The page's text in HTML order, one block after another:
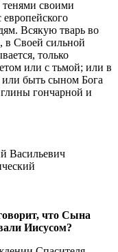
своими
Всякую тварь во
в Своей сильной
только
или с тьмой; или в
или быть сыном Бога
гончарной и
Васильевич
что Сына
Иисусом?